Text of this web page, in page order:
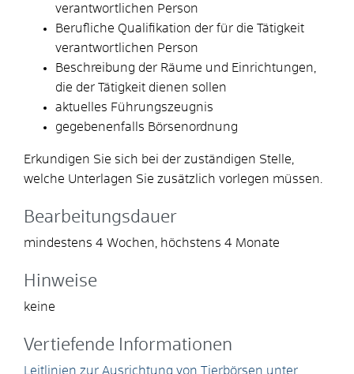
verantwortlichen Person
Berufliche Qualifikation der für die Tätigkeit
verantwortlichen Person
Beschreibung der Räume und Einrichtungen,
die der Tätigkeit dienen sollen
aktuelles Führungszeugnis
gegebenenfalls Börsenordnung
Erkundigen Sie sich bei der zuständigen Stelle,
welche Unterlagen Sie zusätzlich vorlegen müssen.
Bearbeitungsdauer
mindestens 4 Wochen, höchstens 4 Monate
Hinweise
keine
Vertiefende Informationen
Leitlinien zur Ausrichtung von Tierbörsen unter